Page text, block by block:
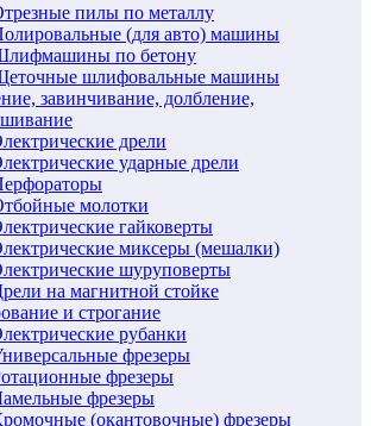
пилы по металлу
(для авто) машины
по бетону
шлифовальные машины
завинчивание, долбление,
дрели
ударные дрели
молотки
гайковерты
миксеры (мешалки)
шуруповерты
на магнитной стойке
и строгание
рубанки
фрезеры
фрезеры
фрезеры
(окантовочные) фрезеры